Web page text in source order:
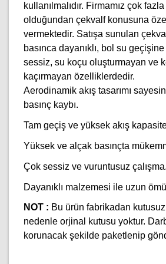
kullanılmalıdır. Firmamız çok fazla
olduğundan çekvalf konusuna
vermektedir. Satışa sunulan
basınca dayanıklı, bol su
sessiz, su koçu oluşturmayan ve
kaçırmayan özelliklerdedir.
Aerodinamik akış tasarımı
basınç kaybı.
Tam geçiş ve yüksek akış
Yüksek ve alçak basınçta
Çok sessiz ve vuruntusuz çalışma.
Dayanıklı malzemesi ile uzun
NOT : Bu ürün fabrikadan
nedenle orjinal kutusu yoktur.
korunacak şekilde paketlenip